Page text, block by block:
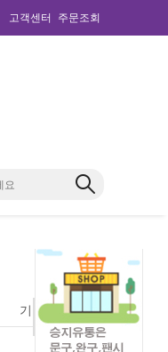
고객센터 주문조회
기타